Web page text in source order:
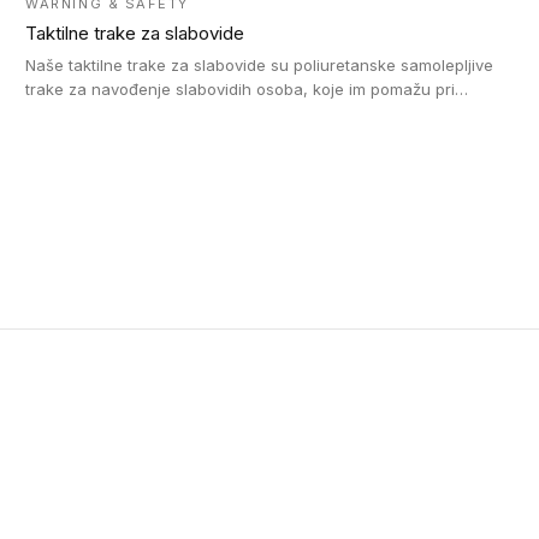
WARNING & SAFETY
Taktilne trake za slabovide
Naše taktilne trake za slabovide su poliuretanske samolepljive
trake za navođenje slabovidih osoba, koje im pomažu pri